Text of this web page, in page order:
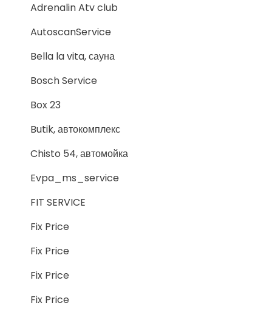
Adrenalin Atv club
AutoscanService
Bella la vita, сауна
Bosch Service
Box 23
Butik, автокомплекс
Chisto 54, автомойка
Evpa_ms_service
FIT SERVICE
Fix Price
Fix Price
Fix Price
Fix Price